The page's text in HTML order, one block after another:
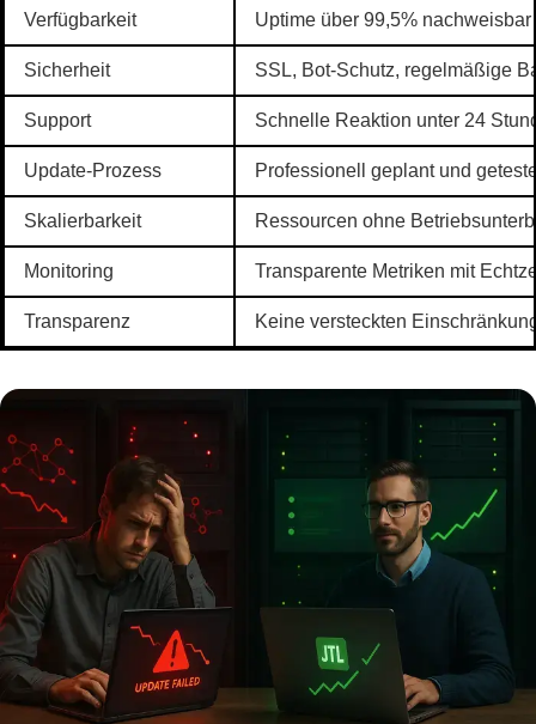
Verfügbarkeit Uptime über 99,5%
Sicherheit SSL, Bot-Schutz, regelmäßige
Support Schnelle Reaktion unter 24
Update-Prozess Professionell geplant und
Skalierbarkeit Ressourcen ohne
Monitoring Transparente Metriken mit
Transparenz Keine versteckten